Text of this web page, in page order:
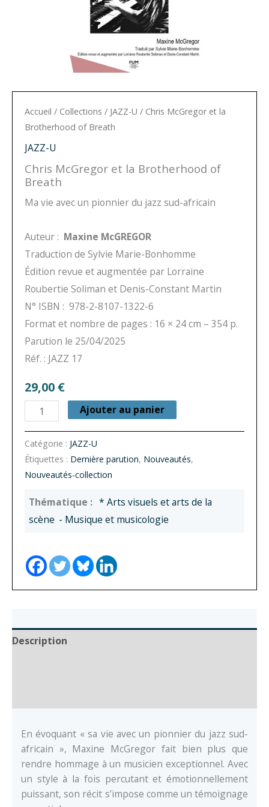
Accueil / Collections / JAZZ-U / Chris McGregor et la
Brotherhood of Breath
JAZZ-U
Chris McGregor et la Brotherhood of
Breath
Ma vie avec un pionnier du jazz sud-africain
Auteur : Maxine McGREGOR
Traduction de Sylvie Marie-Bonhomme
Édition revue et augmentée par Lorraine
Roubertie Soliman et Denis-Constant Martin
N° ISBN : 978-2-8107-1322-6
Format et nombre de pages : 16 × 24 cm – 354 p.
Parution le 25/04/2025
Réf. : JAZZ 17
29,00 €
quantité
de
Chris
McGregor
et
la
Brotherhood
Ajouter au panier
Catégorie : JAZZ-U
Étiquettes : Dernière parution, Nouveautés,
Nouveautés-collection
* Arts visuels et arts de la
scène - Musique et musicologie
Description
En évoquant « sa vie avec un pionnier du jazz sud-
africain », Maxine McGregor fait bien plus que
rendre hommage à un musicien exceptionnel. Avec
un style à la fois percutant et émotionnellement
puissant, son récit s’impose comme un témoignage